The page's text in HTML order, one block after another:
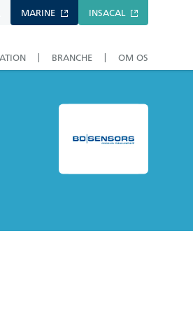
MARINE INSACAL
BRANCHE OM OS